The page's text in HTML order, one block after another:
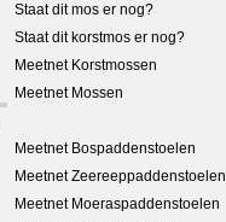
Staat dit mos er nog?
Staat dit korstmos er nog?
Meetnet Korstmossen
Meetnet Mossen
Meetnet Bospaddenstoelen
Meetnet Zeereeppaddenstoelen
Meetnet Moeraspaddenstoelen